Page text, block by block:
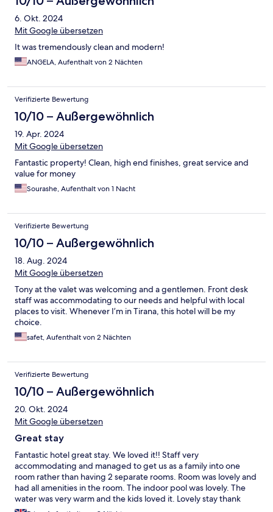
6. Okt. 2024
Mit Google übersetzen
It was tremendously clean and modern!
ANGELA, Aufenthalt von 2 Nächten
Verifizierte Bewertung
10/10 – Außergewöhnlich
19. Apr. 2024
Mit Google übersetzen
Fantastic property! Clean, high end finishes, great service and
value for money
Sourashe, Aufenthalt von 1 Nacht
Verifizierte Bewertung
10/10 – Außergewöhnlich
18. Aug. 2024
Mit Google übersetzen
Tony at the valet was welcoming and a gentlemen. Front desk
staff was accommodating to our needs and helpful with local
places to visit. Whenever I’m in Tirana, this hotel will be my
choice.
safet, Aufenthalt von 2 Nächten
Verifizierte Bewertung
10/10 – Außergewöhnlich
20. Okt. 2024
Mit Google übersetzen
Great stay
Fantastic hotel great stay. We loved it!! Staff very
accommodating and managed to get us as a family into one
room rather than having 2 separate rooms. Room was lovely and
had all amenities in the room. The indoor pool was lovely. The
water was very warm and the kids loved it. Lovely stay thank
you!